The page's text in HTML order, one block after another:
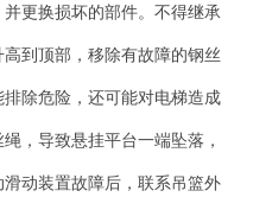
更换损坏的部件。不得继承
到顶部，移除有故障的钢丝
除危险，还可能对电梯造成
，导致悬挂平台一端坠落，
动装置故障后，联系吊篮外